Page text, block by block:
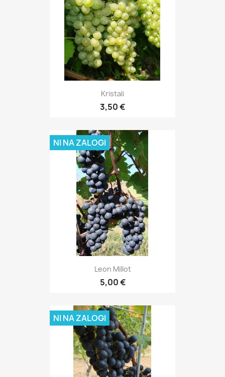
Kristali
3,50 €
Leon Millot
5,00 €
NI NA ZALOGI
NI NA ZALOGI